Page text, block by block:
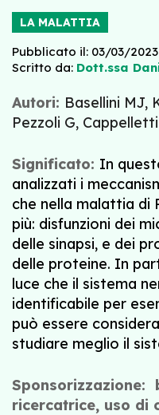
LA MALATTIA
Pubblicato il: 03/03/2023
Scritto da: Dott.ssa
Autori: Basellini MJ,
Pezzoli G,
Significato: In
analizzati i
che nella malattia di
più: disfunzioni dei
delle sinapsi, e dei
delle proteine. In
luce che il sistema
identificabile per
può essere
studiare meglio il
Sponsorizzazione:
ricercatrice, uso di